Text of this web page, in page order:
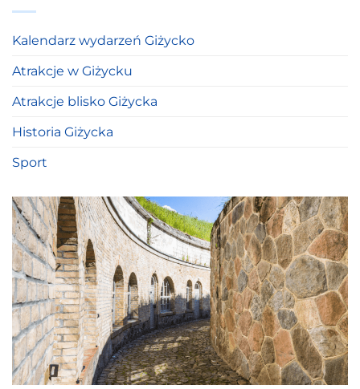
Kalendarz wydarzeń Giżycko
Atrakcje w Giżycku
Atrakcje blisko Giżycka
Historia Giżycka
Sport